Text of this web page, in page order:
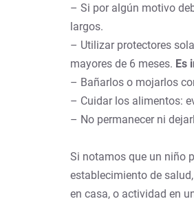
– Si por algún motivo
largos.
– Utilizar protectores
mayores de 6 meses. Es
– Bañarlos o mojarlos
– Cuidar los alimentos:
– No permanecer ni
Si notamos que un niño
establecimiento de
en casa, o actividad en